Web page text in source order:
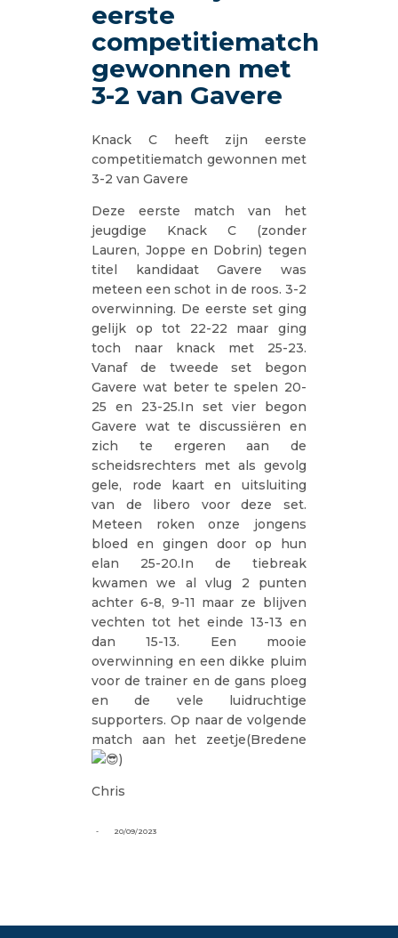
eerste
competitiematch
gewonnen met
3-2 van Gavere
Knack C heeft zijn eerste
competitiematch gewonnen met
3-2 van Gavere
Deze eerste match van het
jeugdige Knack C (zonder
Lauren, Joppe en Dobrin) tegen
titel kandidaat Gavere was
meteen een schot in de roos. 3-2
overwinning. De eerste set ging
gelijk op tot 22-22 maar ging
toch naar knack met 25-23.
Vanaf de tweede set begon
Gavere wat beter te spelen 20-
25 en 23-25.In set vier begon
Gavere wat te discussiëren en
zich te ergeren aan de
scheidsrechters met als gevolg
gele, rode kaart en uitsluiting
van de libero voor deze set.
Meteen roken onze jongens
bloed en gingen door op hun
elan 25-20.In de tiebreak
kwamen we al vlug 2 punten
achter 6-8, 9-11 maar ze blijven
vechten tot het einde 13-13 en
dan 15-13. Een mooie
overwinning en een dikke pluim
voor de trainer en de gans ploeg
en de vele luidruchtige
supporters. Op naar de volgende
match aan het zeetje(Bredene
)
Chris
- 20/09/2023